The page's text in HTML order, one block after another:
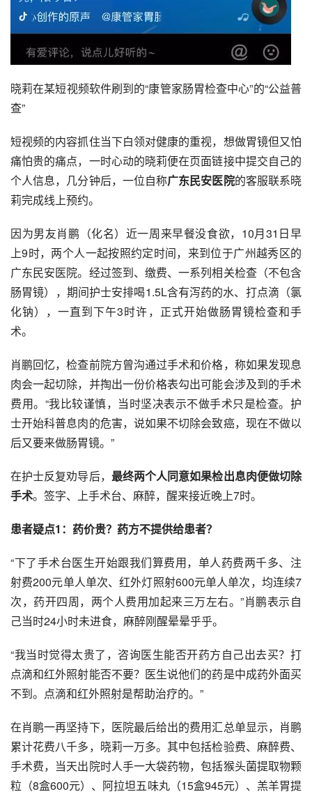
晓莉在某短视频软件刷到的“康管家肠胃检查中心”的“公益普
查”
短视频的内容抓住当下白领对健康的重视，想做胃镜但又怕
痛怕贵的痛点，一时心动的晓莉便在页面链接中提交自己的
个人信息，几分钟后，一位自称广东民安医院的客服联系晓
莉完成线上预约。
因为男友肖鹏（化名）近一周来早餐没食欲，10月31日早
上9时，两个人一起按照约定时间，来到位于广州越秀区的
广东民安医院。经过签到、缴费、一系列相关检查（不包含
肠胃镜），期间护士安排喝1.5L含有泻药的水、打点滴（氯
化钠），一直到下午3时许，正式开始做肠胃镜检查和手
术。
肖鹏回忆，检查前院方曾沟通过手术和价格，称如果发现息
肉会一起切除，并掏出一份价格表勾出可能会涉及到的手术
费用。“我比较谨慎，当时坚决表示不做手术只是检查。护
士开始科普息肉的危害，说如果不切除会致癌，现在不做以
后又要来做肠胃镜。”
在护士反复劝导后， 最终两个人同意如果检出息肉便做切除
手术。签字、上手术台、麻醉，醒来接近晚上7时。
患者疑点1：药价贵？药方不提供给患者？
“下了手术台医生开始跟我们算费用，单人药费两千多、注
射费200元单人单次、红外灯照射600元单人单次，均连续7
次，药开四周，两个人费用加起来三万左右。”肖鹏表示自
己当时24小时未进食，麻醉刚醒晕晕乎乎。
“我当时觉得太贵了，咨询医生能否开药方自己出去买？打
点滴和红外照射能否不要？医生说他们的药是中成药外面买
不到。点滴和红外照射是帮助治疗的。”
在肖鹏一再坚持下，医院最后给出的费用汇总单显示，肖鹏
累计花费八千多，晓莉一万多。其中包括检验费、麻醉费、
手术费，当天出院时人手一大袋药物，包括猴头菌提取物颗
粒（8盒600元）、 阿拉坦五味丸（15盒945元）、羔羊胃提